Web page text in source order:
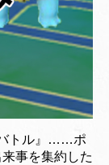
バトル』……ポ
事を集約した